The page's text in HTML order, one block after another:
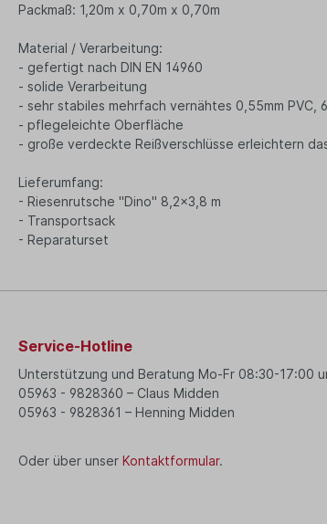
Packmaß: 1,20m x 0,70m x 0,70m
Material / Verarbeitung:
- gefertigt nach DIN EN 14960
- solide Verarbeitung
- sehr stabiles mehrfach vernähtes 0,55mm PVC,
- pflegeleichte Oberfläche
- große verdeckte Reißverschlüsse erleichtern
Lieferumfang:
- Riesenrutsche "Dino" 8,2x3,8 m
- Transportsack
- Reparaturset
Service-Hotline
Unterstützung und Beratung Mo-Fr 08:30-17:00
05963 - 9828360 – Claus Midden
05963 - 9828361 – Henning Midden
Oder über unser Kontaktformular.